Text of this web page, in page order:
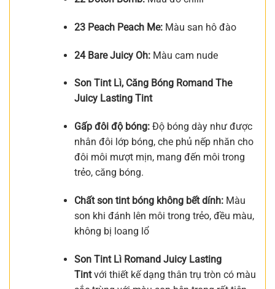
23 Peach Peach Me:Màu san hô đào
24 Bare Juicy Oh:Màu cam nude
Son Tint Lì, Căng Bóng Romand The
Juicy Lasting Tint
Gấp đôi độ bóng:Độ bóng dày như được
nhân đôi lớp bóng, che phủ nếp nhăn cho
đôi môi mượt mịn, mang đến môi trong
trẻo, căng bóng.
Chất son tint bóng không bết dính: Màu
son khi đánh lên môi trong trẻo, đều màu,
không bị loang lổ
Son Tint Lì Romand Juicy Lasting
Tintvới thiết kế dạng thân trụ tròn có màu